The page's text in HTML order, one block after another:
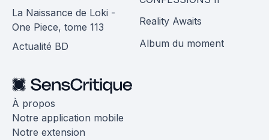
La Naissance de Loki -
One Piece, tome 113
Actualité BD
Reality Awaits
Album du moment
À propos
Notre application mobile
Notre extension